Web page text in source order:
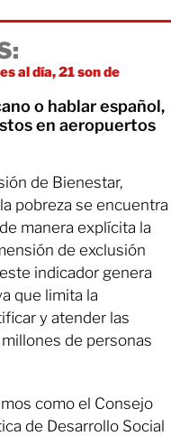
al día, 21 son de
o hablar español,
en aeropuertos
de Bienestar,
pobreza se encuentra
manera explícita la
de exclusión
indicador genera
que limita la
y atender las
de personas
como el Consejo
de Desarrollo Social